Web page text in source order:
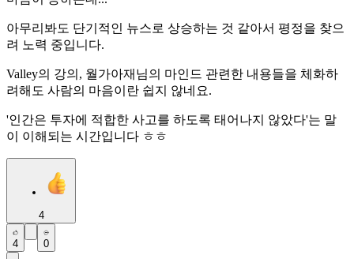
아무리봐도 단기적인 뉴스로 상승하는 것 같아서 평정을 찾으
려 노력 중입니다.
Valley의 강의, 월가아재님의 마인드 관련한 내용들을 체화하
려해도 사람의 마음이란 쉽지 않네요.
'인간은 투자에 적합한 사고를 하도록 태어나지 않았다'는 말
이 이해되는 시간입니다 ㅎㅎ
4
4 0